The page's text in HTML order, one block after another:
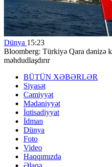
Dünya 15:23
Bloomberg: Türkiyə Qara dənizə
məhdudlaşdırır
BÜTÜN XƏBƏRLƏR
Siyasət
Cəmiyyət
Mədəniyyət
İqtisadiyyat
İdman
Dünya
Foto
Video
Haqqımızda
Əlaqə